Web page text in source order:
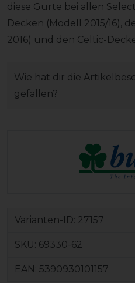
diese Gurte bei allen
Decken (Modell 2015/16),
2016) und den Celtic-
Wie hat dir die
gefallen?
Varianten-ID: 27157
SKU: 69330-62
EAN: 5390930101157